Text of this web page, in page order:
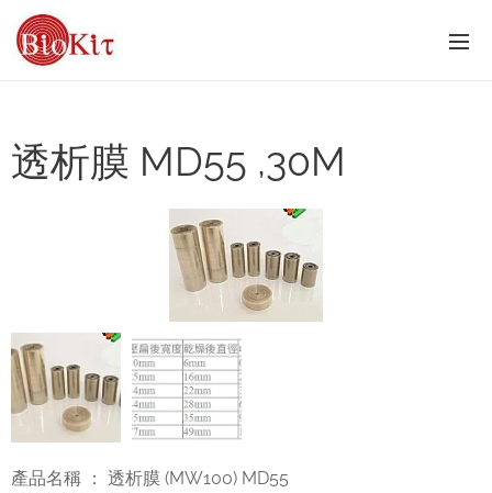
透析膜 MD55 ,30M
產品名稱 ： 透析膜 (MW100) MD55